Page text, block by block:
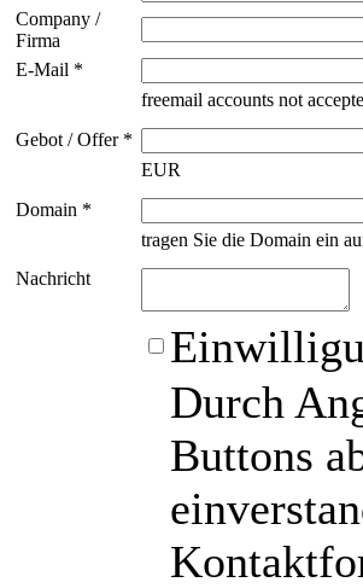
Company /
Firma
E-Mail *
freemail accounts not
Gebot / Offer *
EUR
Domain *
tragen Sie die Domain ein
Nachricht
Durch
Buttons